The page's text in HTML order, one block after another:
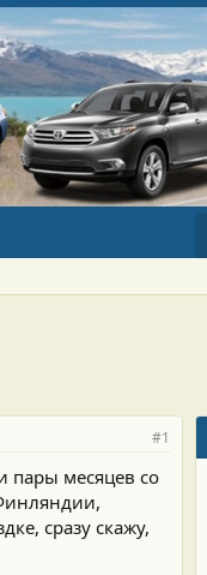
#1
пары месяцев со
сразу скажу,